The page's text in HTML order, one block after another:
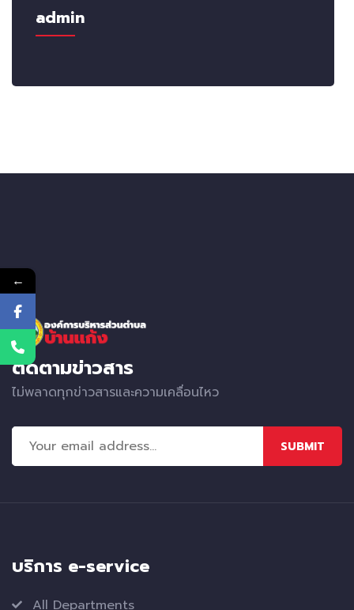
admin
ติดตามข่าวสาร
ไม่พลาดทุกข่าวสารและความเคลื่อนไหว
SUBMIT
บริการ e-service
All Departments
←